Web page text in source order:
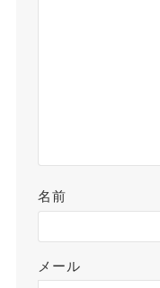
名前
メール